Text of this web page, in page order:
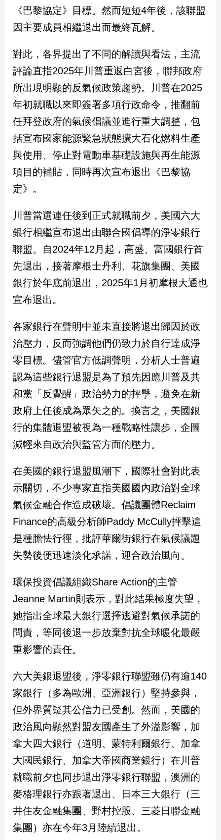
焦
點
觀
點
兩
國
際
社
會/
地
冠
毒
專
區
南
台
灣
點
南
灣
觀
點
娛
樂
樂
星
聞
流
時
尚
追
星
生
活
建
室
設
計
旅
遊/
食
星
座/
命
理
消
健
康/
《巴黎協定》目標。然而短短4年後，該聯盟
因主要成員相繼退出而最終瓦解。
對此，各界提出了不同的解讀與看法，主流
評論直指2025年川普重返白宮後，聯邦政府
所出現明顯的反氣候政策趨勢。川普在2025
年初就職以來即簽署多項行政命令，推翻前
任拜登政府的氣候倡議並進行重大調整，包
括宣布國家能源緊急狀態擴大石化燃料生產
與使用、停止對電動車基礎設施與再生能源
項目的補貼，同時再次宣布退出《巴黎協
定》。
川普當選連任後到正式就職前夕，美國六大
銀行相繼宣布退出由聯合國倡導的淨零銀行
聯盟。自2024年12月起，高盛、富國銀行首
先退出，接著摩根士丹利、花旗集團、美國
銀行於年底前退出，2025年1月初摩根大通也
宣布退出。
各家銀行在聲明中並未直接將退出歸因於政
治壓力，反而強調他們仍致力於自行達成淨
零目標。儘管官方低調聲明，分析人士普遍
認為這些銀行退盟是為了預先因應川普及共
和黨「反覺醒」政治勢力的抨擊，避免在新
政府上任後成為眾矢之的。換言之，美國銀
行的集體退盟被視為一種戰略性讓步，企圖
減輕來自政治與監管方面的壓力。
在美國的銀行退盟風潮下，國際社會對此表
示關切，不少專家直指美國國內政治對全球
氣候金融合作造成破壞。倡議團體Reclaim
Finance的高級分析師Paddy McCully抨擊這
是種膽怯行徑，批評華爾街銀行在氣候議題
失勢後便迅速淡化承諾，迎合政治風向。
環保投資倡議組織Share Action的主管
Jeanne Martin則表示，對此結果極度失望，
她指出全球最大銀行選擇逃避對氣候承諾的
問責，等同後退一步放棄對抗全球暖化最嚴
重影響的責任。
六大美銀退盟後，淨零銀行聯盟雖仍有逾140
家銀行（多為歐洲、亞洲銀行）堅持參與，
但外界質疑其公信力已受創。然而，美國的
政治風向顯然對盟友國產生了外溢影響，加
拿大四大銀行（道明、蒙特利爾銀行、加拿
大國民銀行、加拿大帝國商業銀行）在川普
就職前夕也同步退出淨零銀行聯盟，澳洲的
麥格理銀行亦跟著退出、日本三大銀行（三
井住友金融集團、野村控股、三菱日聯金融
集團）亦在今年3月陸續退出。